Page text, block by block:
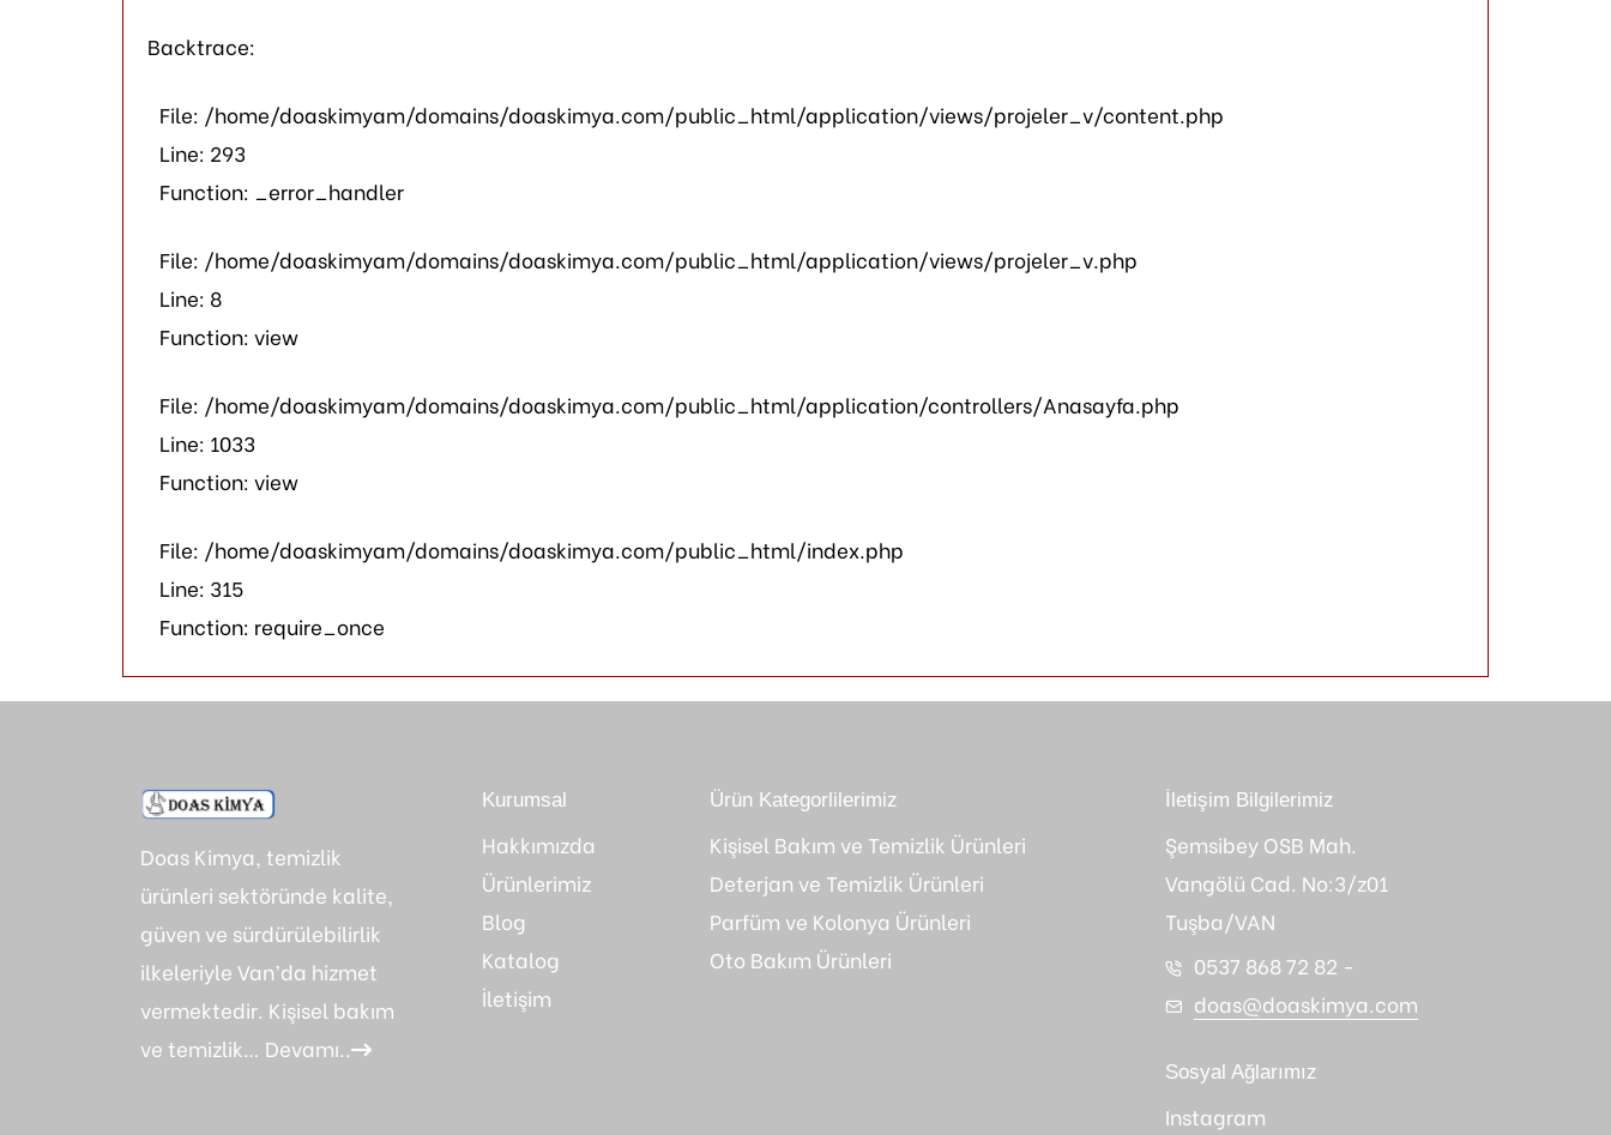
Backtrace:
File: /home/doaskimyam/domains/doaskimya.com/public_html/application/views/projeler_v/content.php
Line: 293
Function: _error_handler
File: /home/doaskimyam/domains/doaskimya.com/public_html/application/views/projeler_v.php
Line: 8
Function: view
File: /home/doaskimyam/domains/doaskimya.com/public_html/application/controllers/Anasayfa.php
Line: 1033
Function: view
File: /home/doaskimyam/domains/doaskimya.com/public_html/index.php
Line: 315
Function: require_once
Doas Kimya, temizlik
ürünleri sektöründe kalite,
güven ve sürdürülebilirlik
ilkeleriyle Van’da hizmet
vermektedir. Kişisel bakım
ve temizlik… Devamı..
Kurumsal
Hakkımızda
Ürünlerimiz
Blog
Katalog
İletişim
Ürün Kategorlilerimiz
Kişisel Bakım ve Temizlik Ürünleri
Deterjan ve Temizlik Ürünleri
Parfüm ve Kolonya Ürünleri
Oto Bakım Ürünleri
İletişim Bilgilerimiz
Şemsibey OSB Mah.
Vangölü Cad. No:3/z01
Tuşba/VAN
0537 868 72 82 -
doas@doaskimya.com
Sosyal Ağlarımız
Instagram